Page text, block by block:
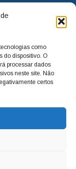
como
do dispositivo. O
processar dados
neste site. Não
certos
só existiam
continua
Nunca
sempre
de melhorias
para casos
6225